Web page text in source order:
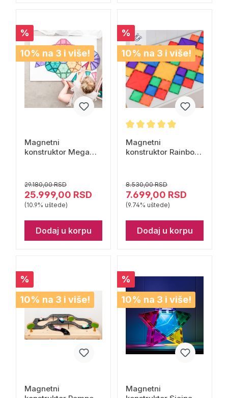
%
10% na 3 i više!
Magnetni
konstruktor Mega
29.180,00 RSD
25.999,00 RSD
(10.9% uštede)
Dodaj u korpu
%
10% na 3 i više!
Magnetni
konstruktor Rainbow
8.530,00 RSD
7.699,00 RSD
(9.74% uštede)
Dodaj u korpu
%
10% na 3 i više!
Magnetni
%
10% na 3 i više!
Magnetni